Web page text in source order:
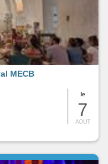
le
7
AOUT
MECB